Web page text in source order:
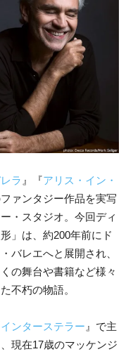
ラ 』『アリス・イン・
ァンタジー作品を実写
・スタジオ。今回ディ
」は、約200年前にド
バレエへと展開され、
の舞台や書籍など様々
不朽の物語。
インターステラー 』で主
現在17歳のマッケンジ